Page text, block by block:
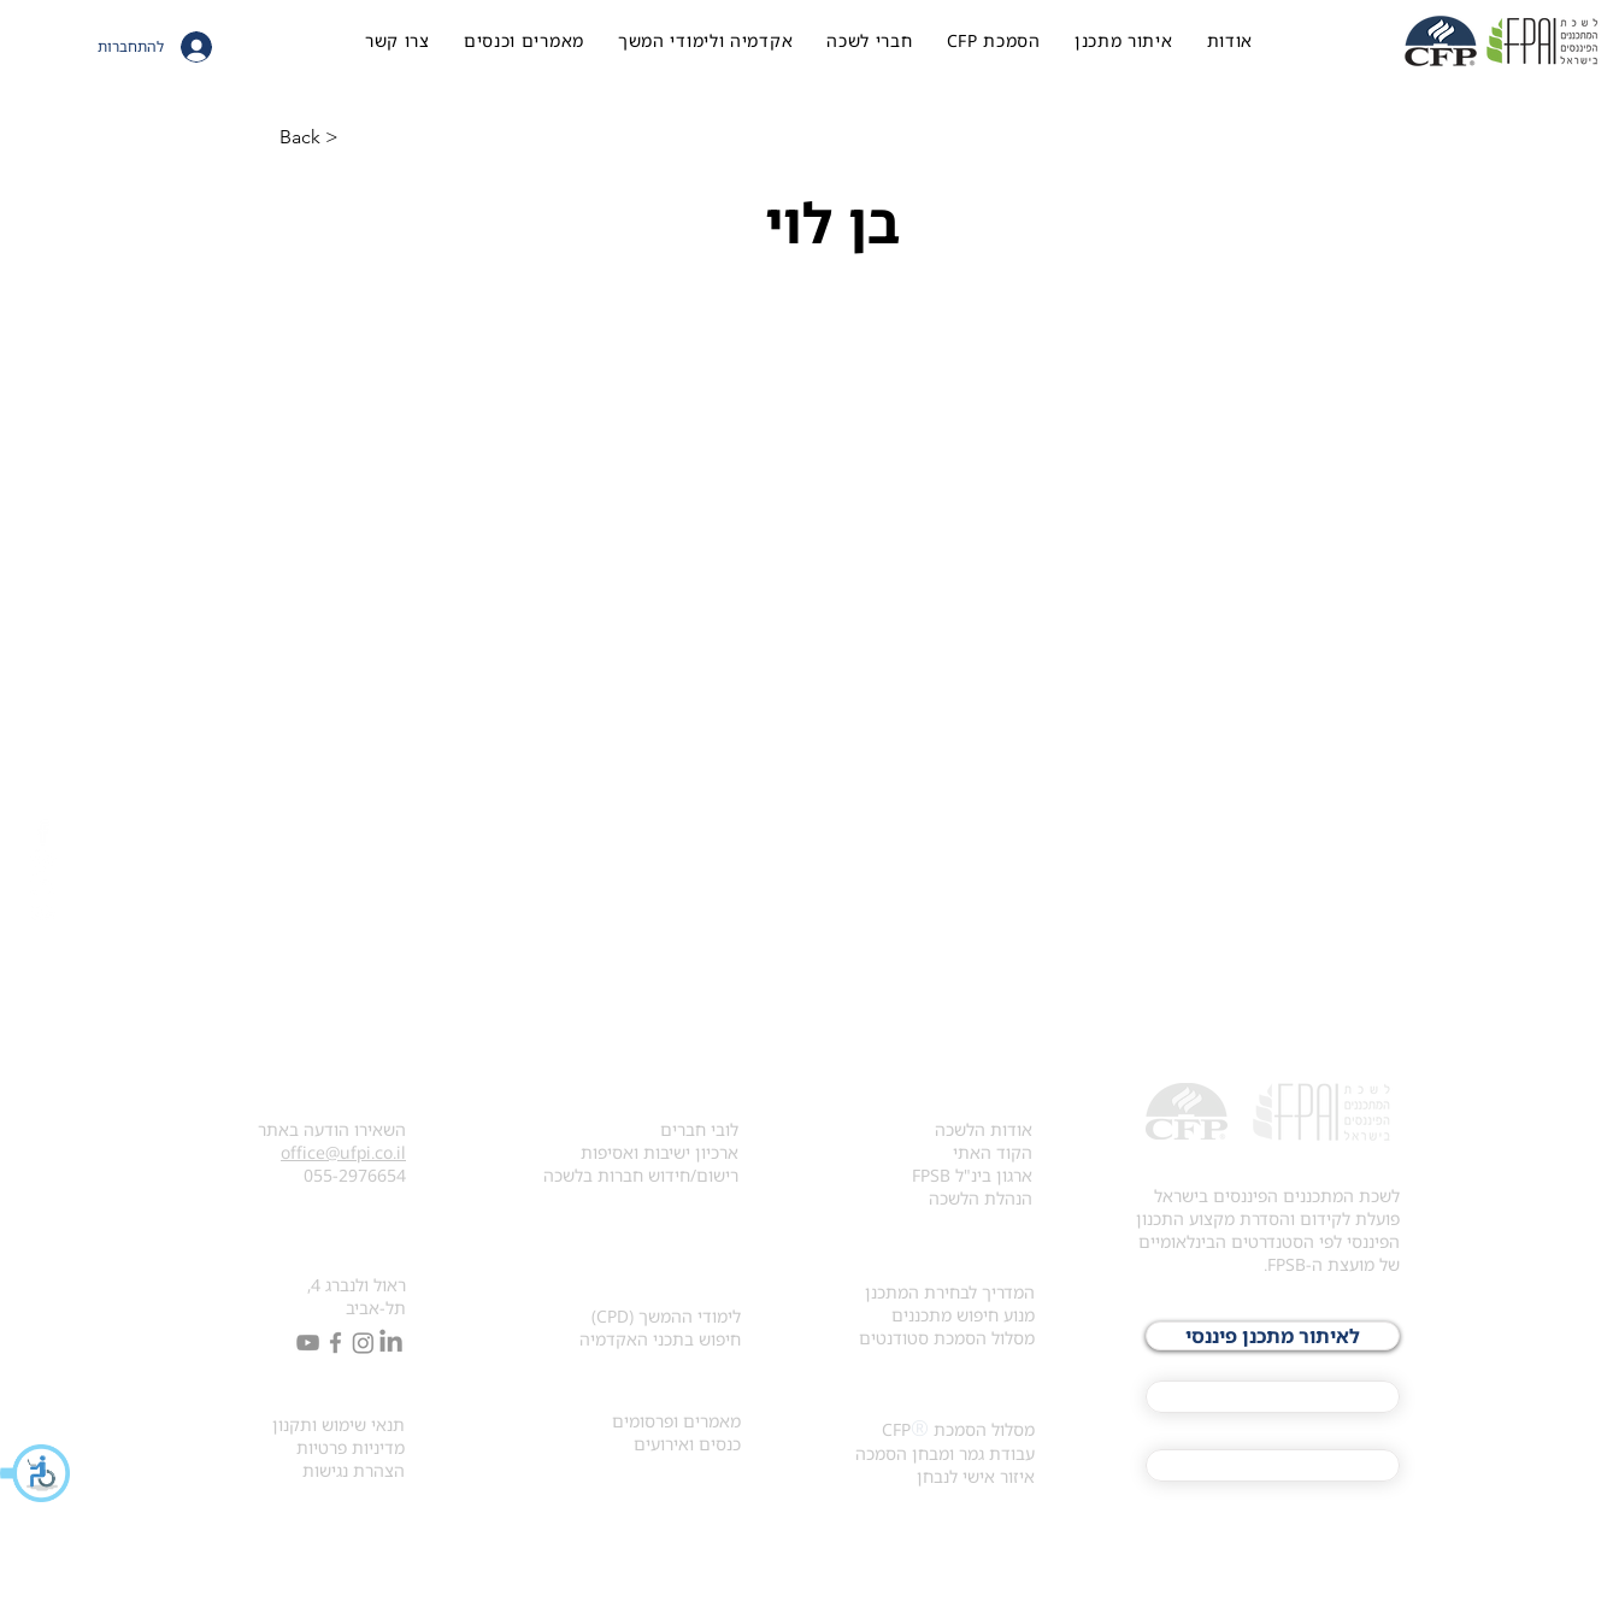
להתחברות אודות איתור מתכנן הסמכת CFP חברי לשכה אקדמיה ולימודי המשך מאמרים וכנסים צרו קשר
< Back
בן לוי
לשכת המתכננים הפיננסים בישראל
פועלת לקידום והסדרת מקצוע התכנון
הפיננסי לפי הסטנדרטים הבינלאומיים
של מועצת ה-FPSB.
לאיתור מתכנן פיננסי
​אודות הלשכה
הקוד האתי
ארגון בינ"ל FPSB
הנהלת הלשכה
המדריך לבחירת המתכנן
מנוע חיפוש מתכננים
מסלול הסמכת סטודנטים
לובי חברים
ארכיון ישיבות ואסיפות
רישום/חידוש חברות בלשכה
השאירו הודעה באתר
office@ufpi.co.il
​055-2976654
לימודי ההמשך (CPD)
חיפוש בתכני האקדמיה
ראול ולנברג 4,
תל-אביב
מסלול הסמכת ®
CFP
עבודת גמר ומבחן הסמכה
איזור אישי לנבחן
מאמרים ופרסומים
כנסים ואירועים
תנאי שימוש ותקנון
מדיניות פרטיות
הצהרת נגישות